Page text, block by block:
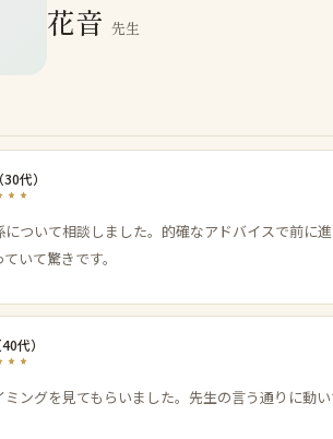
花音 先生
（30代）
について相談しました。的確なアドバイスで前に
いて驚きです。
40代）
ングを見てもらいました。先生の言う通りに動